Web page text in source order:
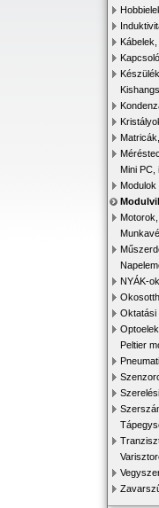
Mini PC,
Modulok
NYÁK-ok
Oktatási
Peltier